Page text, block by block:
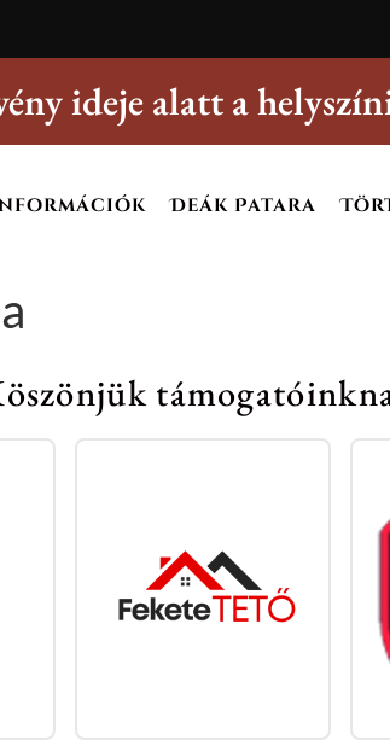
ideje alatt a
Deák Patara